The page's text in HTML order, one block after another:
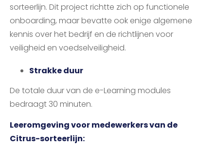
sorteerlijn. Dit project richtte zich op functionele
onboarding, maar bevatte ook enige algemene
kennis over het bedrijf en de richtlijnen voor
veiligheid en voedselveiligheid.
Strakke duur
De totale duur van de e-Learning modules
bedraagt 30 minuten.
Leeromgeving voor medewerkers van de
Citrus-sorteerlijn: